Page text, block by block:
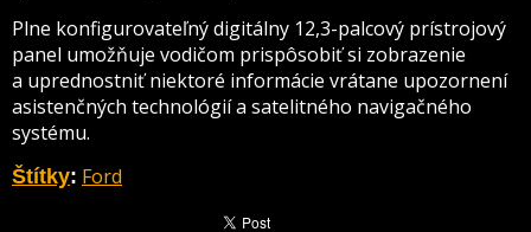
Plne konfigurovateľný digitálny 12,3-palcový prístrojový
panel umožňuje vodičom prispôsobiť si zobrazenie
a uprednostniť niektoré informácie vrátane upozornení
asistenčných technológií a satelitného navigačného
systému.
Štítky: Ford